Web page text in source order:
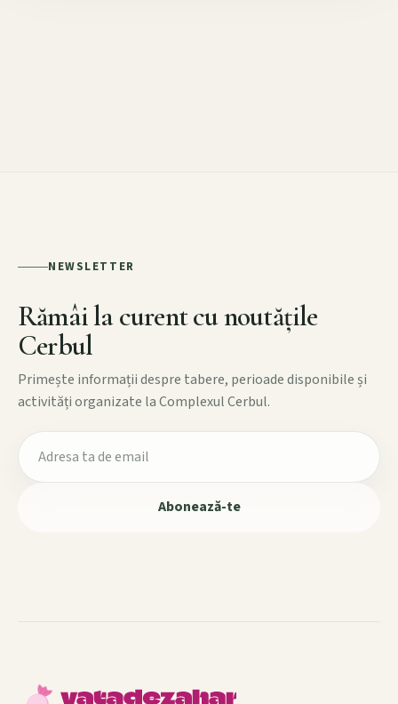
NEWSLETTER
Rămâi la curent cu noutățile
Cerbul
Primește informații despre tabere, perioade disponibile și
activități organizate la Complexul Cerbul.
Abonează-te